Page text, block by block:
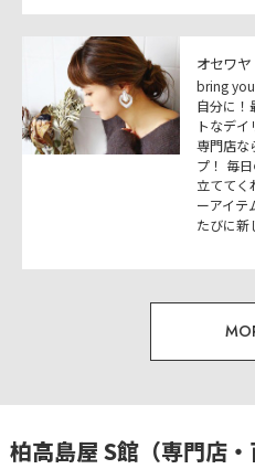
オセワヤ
bring
自分に！
トなデ
専門店な
プ！ 毎
立ててく
ーアイテ
たびに新
柏高島屋 S館（専門店・